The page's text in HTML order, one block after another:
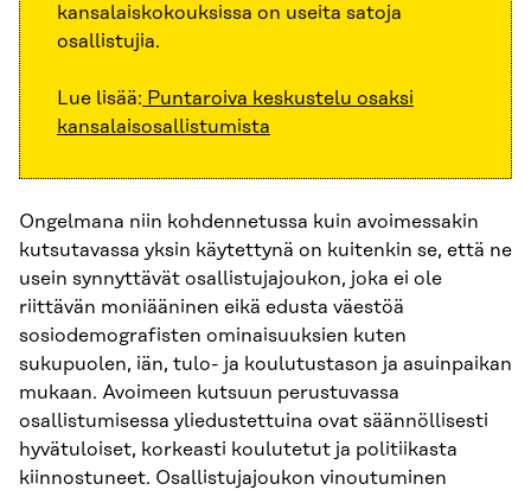
kansalaiskokouksissa on useita satoja
osallistujia.
Lue lisää: Puntaroiva keskustelu osaksi
kansalaisosallistumista
Ongelmana niin kohdennetussa kuin avoimessakin
kutsutavassa yksin käytettynä on kuitenkin se, että ne
usein synnyttävät osallistujajoukon, joka ei ole
riittävän moniääninen eikä edusta väestöä
sosiodemografisten ominaisuuksien kuten
sukupuolen, iän, tulo- ja koulutustason ja asuinpaikan
mukaan. Avoimeen kutsuun perustuvassa
osallistumisessa yliedustettuina ovat säännöllisesti
hyvätuloiset, korkeasti koulutetut ja politiikasta
kiinnostuneet. Osallistujajoukon vinoutuminen